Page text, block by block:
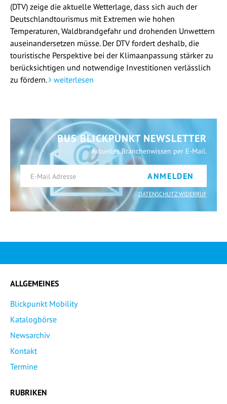
(DTV) zeige die aktuelle Wetterlage, dass sich auch der
Deutschlandtourismus mit Extremen wie hohen
Temperaturen, Waldbrandgefahr und drohenden Unwettern
auseinandersetzen müsse. Der DTV fordert deshalb, die
touristische Perspektive bei der Klimaanpassung stärker zu
berücksichtigen und notwendige Investitionen verlässlich
zu fördern.
weiterlesen
BUS BLICKPUNKT NEWSLETTER
Aktuelles Branchenwissen per E-Mail.
ANMELDEN
DATENSCHUTZ WIDERRUF
ALLGEMEINES
Blickpunkt Mobility
Katalogbörse
Newsarchiv
Kontakt
Termine
RUBRIKEN